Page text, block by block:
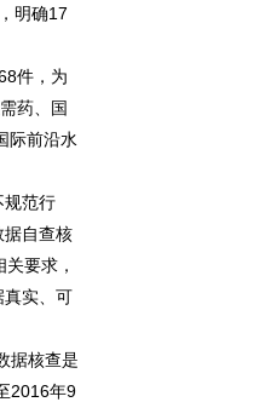
明确17
件，为
药、国
际前沿水
范行
自查核
要求，
真实、可
据核查是
2016年9